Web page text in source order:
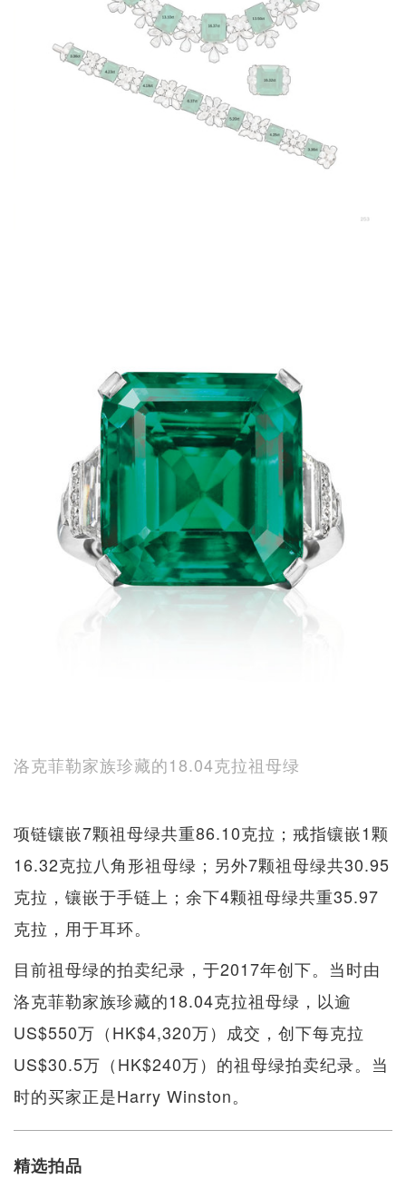
洛克菲勒家族珍藏的18.04克拉祖母绿
项链镶嵌7颗祖母绿共重86.10克拉；戒指镶嵌1颗
16.32克拉八角形祖母绿；另外7颗祖母绿共30.95
克拉，镶嵌于手链上；余下4颗祖母绿共重35.97
克拉，用于耳环。
目前祖母绿的拍卖纪录，于2017年创下。当时由
洛克菲勒家族珍藏的18.04克拉祖母绿，以逾
US$550万（HK$4,320万）成交，创下每克拉
US$30.5万（HK$240万）的祖母绿拍卖纪录。当
时的买家正是Harry Winston。
精选拍品